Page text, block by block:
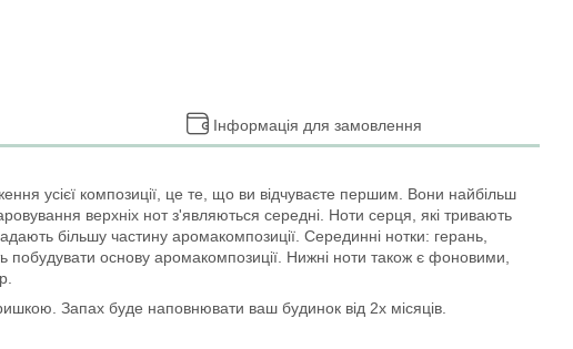
Інформація для замовлення
усієї композиції, це те, що ви відчуваєте першим. Вони найбільш
верхніх нот з'являються середні. Ноти серця, які тривають
більшу частину аромакомпозиції. Серединні нотки: герань,
основу аромакомпозиції. Нижні ноти також є фоновими,
Запах буде наповнювати ваш будинок від 2х місяців.